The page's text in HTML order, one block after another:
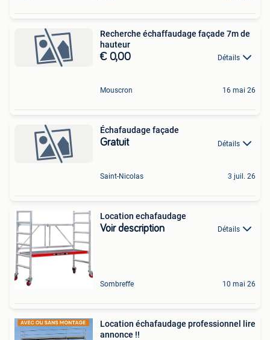
Recherche échaffaudage façade 7m de
hauteur
€ 0,00 Détails
Mouscron 16 mai 26
Échafaudage façade
Gratuit Détails
Saint-Nicolas 3 juil. 26
Location echafaudage
Voir description Détails
Sombreffe 10 mai 26
Location échafaudage professionnel lire
annonce !!